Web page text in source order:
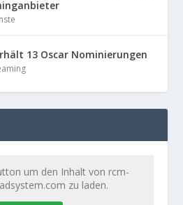
13 Oscar Nominierungen
um den Inhalt von rcm-
zu laden.